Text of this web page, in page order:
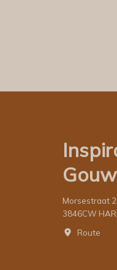
Morsestraat
3846CW
Route